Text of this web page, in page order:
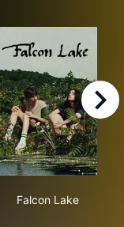
Falcon Lake
right